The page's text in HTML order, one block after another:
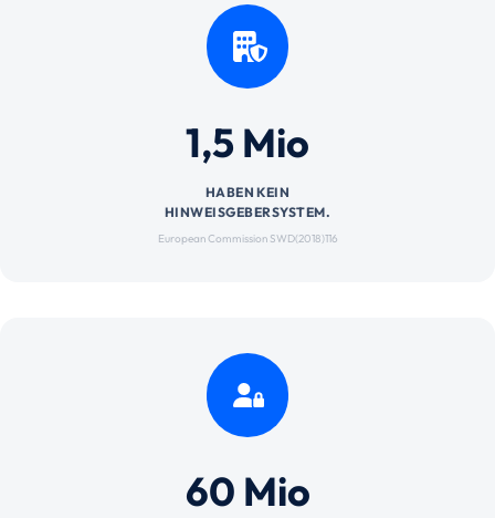
1,5 Mio
HABEN KEIN
HINWEISGEBERSYSTEM.
European Commission SWD(2018)116
60 Mio